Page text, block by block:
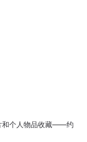
和个人物品收藏——约